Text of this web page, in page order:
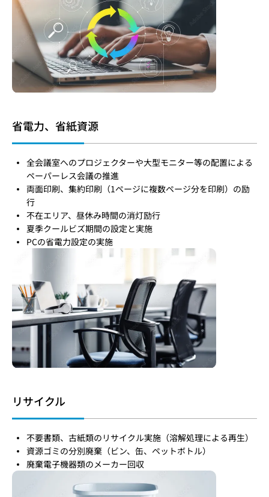
省電力、省紙資源
全会議室へのプロジェクターや大型モニター等の配置による
ペーパーレス会議の推進
両面印刷、集約印刷（1ページに複数ページ分を印刷）の励
行
不在エリア、昼休み時間の消灯励行
夏季クールビズ期間の設定と実施
PCの省電力設定の実施
リサイクル
不要書類、古紙類のリサイクル実施（溶解処理による再生）
資源ゴミの分別廃棄（ビン、缶、ペットボトル）
廃棄電子機器類のメーカー回収